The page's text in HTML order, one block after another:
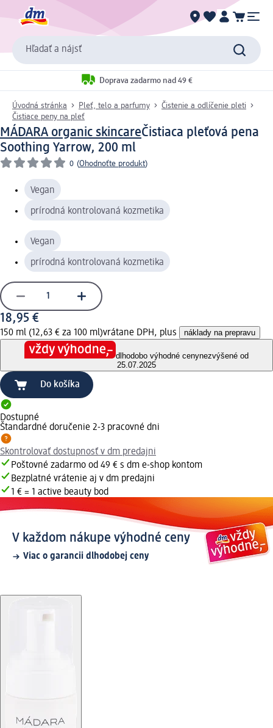
Hľadať a nájsť
Doprava zadarmo nad 49 €
Úvodná stránka Pleť, telo a parfumy
Čistenie a odlíčenie pleti
Čistiace peny na pleť
MÁDARA organic skincareČistiaca pleťová pena
Soothing Yarrow, 200 ml
0 (Ohodnoťte produkt)
Vegan
prírodná kontrolovaná kozmetika
Vegan
prírodná kontrolovaná kozmetika
18,95 €
150 ml (12,63 € za 100 ml)vrátane DPH, plus náklady na prepravu
dlhodobo výhodné cenynezvýšené od
25.07.2025
Do košíka
Dostupné
Štandardné doručenie 2-3 pracovné dni
Skontrolovať dostupnosť v dm predajni
Poštovné zadarmo od 49 € s dm e-shop kontom
Bezplatné vrátenie aj v dm predajni
1 € = 1 active beauty bod
V každom nákupe výhodné ceny
Viac o garancii dlhodobej ceny